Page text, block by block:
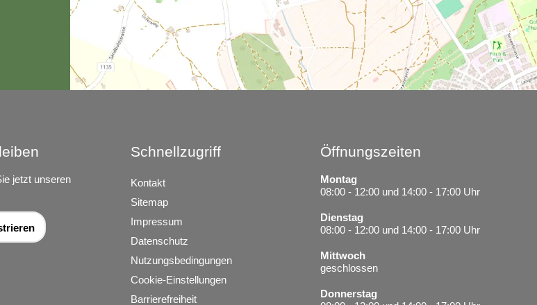
jetzt unseren
Schnellzugriff
Kontakt
Sitemap
Impressum
Datenschutz
Nutzungsbedingungen
Cookie-Einstellungen
Barrierefreiheit
Öffnungszeiten
Montag
08:00 - 12:00 und 14:00 - 17:00 Uhr
Dienstag
08:00 - 12:00 und 14:00 - 17:00 Uhr
Mittwoch
geschlossen
Donnerstag